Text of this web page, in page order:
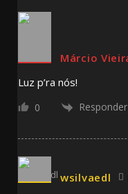
Márcio
Luz p’ra nós!
0 Responder
wsilvaedl